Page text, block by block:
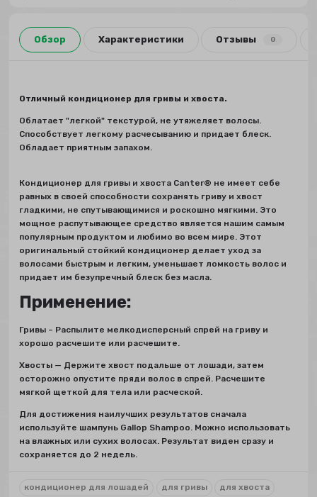
Обзор Характеристики Отзывы 0
Отличный кондиционер для гривы и хвоста.
Облатает "легкой" текстурой, не утяжеляет волосы.
Способствует легкому расчесыванию и придает блеск.
Обладает приятным запахом.
Кондиционер для гривы и хвоста Canter® не имеет себе
равных в своей способности сохранять гриву и хвост
гладкими, не спутывающимися и роскошно мягкими. Это
мощное распутывающее средство является нашим самым
популярным продуктом и любимо во всем мире. Этот
оригинальный стойкий кондиционер делает уход за
волосами быстрым и легким, уменьшает ломкость волос и
придает им безупречный блеск без масла.
Применение:
Гривы – Распылите мелкодисперсный спрей на гриву и
хорошо расчешите или расчешите.
Хвосты — Держите хвост подальше от лошади, затем
осторожно опустите пряди волос в спрей. Расчешите
мягкой щеткой для тела или расческой.
Для достижения наилучших результатов сначала
используйте шампунь Gallop Shampoo. Можно использовать
на влажных или сухих волосах. Результат виден сразу и
сохраняется до 2 недель.
кондиционер для лошадей для гривы для хвоста